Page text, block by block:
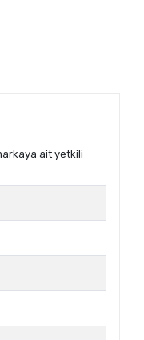
ait yetkili